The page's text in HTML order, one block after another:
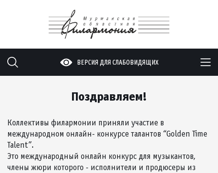
ВЕРСИЯ ДЛЯ СЛАБОВИДЯЩИХ
Поздравляем!
Коллективы филармонии приняли участие в
международном онлайн- конкурсе талантов “Golden Time
Talent”.
Это международный онлайн конкурс для музыкантов,
члены жюри которого - исполнители и продюсеры из